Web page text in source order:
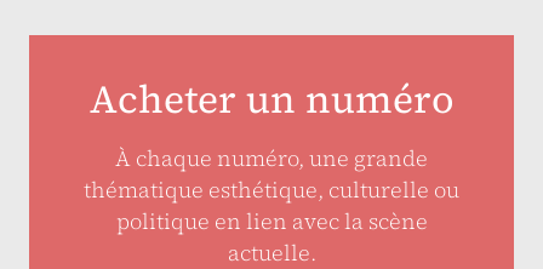
Acheter un numéro
À chaque numéro, une grande
thématique esthétique, culturelle ou
politique en lien avec la scène
actuelle.